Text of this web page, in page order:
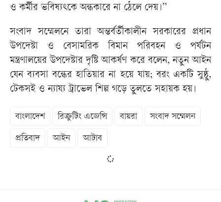
ও কর্মীর ভবিষ্যৎকে অন্ধকারে না ঠেলে দেয়।”
সংবাদ সম্মেলনে তারা অন্তর্বর্তীকালীন সরকারের প্রধান
উপদেষ্টা ও বেসামরিক বিমান পরিবহন ও পর্যটন
মন্ত্রণালয়ের উপদেষ্টার দৃষ্টি আকর্ষণ করে বলেন, নতুন আইন
যেন ব্যবসা বন্ধের হাতিয়ার না হয়ে যায়; বরং একটি সুষ্ঠু,
টেকসই ও ন্যায্য ট্রাভেল শিল্প গড়ে তুলতে সহায়ক হয়।
বাংলাদেশ রিক্রুটিং এজেন্সি বায়রা সংবাদ সম্মেলন
প্রতিবাদ আইন আটাব